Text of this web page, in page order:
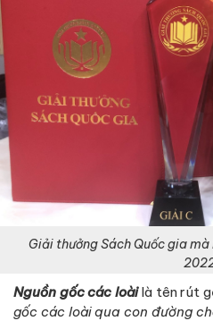
Giải thưởng Sách Quốc gia
Nguồn gốc các loàilà tên rút
gốc các loài qua con đường